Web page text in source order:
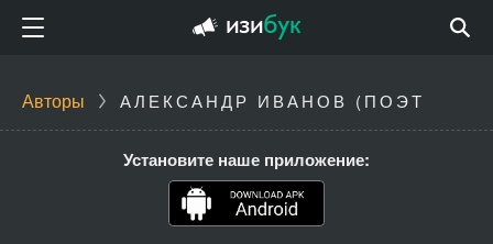
Авторы АЛЕКСАНДР ИВАНОВ (ПОЭТ
Установите наше приложение: